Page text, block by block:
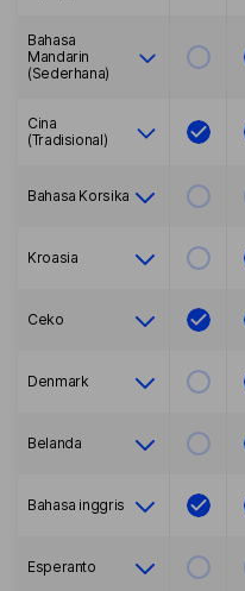
Bahasa
Mandarin
(Sederhana)
Cina
(Tradisional)
Bahasa Korsika
Kroasia
Ceko
Denmark
Belanda
Bahasa inggris
Esperanto